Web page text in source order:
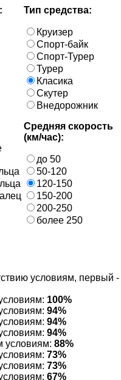
Тип средства:
Круизер
Спорт-байк
Спорт-Турер
Турер
Класика
Скутер
Внедорожник
Средняя скорость
(км/час):
до 50
50-120
120-150
150-200
200-250
более 250
условиям, первый
100%
94%
94%
94%
условиям: 88%
73%
73%
67%